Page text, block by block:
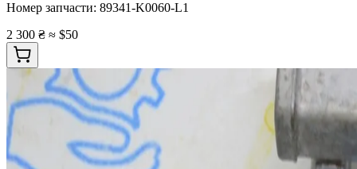
Номер запчасти: 89341-K0060-L1
2 300 ₴ ≈ $50